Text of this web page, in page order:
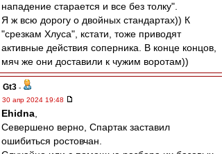
нападение старается и все без толку".
Я ж всю дорогу о двойных стандартах)) К
"срезкам Хлуса", кстати, тоже приводят
активные действия соперника. В конце концов,
мяч же они доставили к чужим воротам))
Gt3 -
30 апр 2024 19:48
Ehidna
Севершено верно, Спартак заставил
ошибиться ростовчан.